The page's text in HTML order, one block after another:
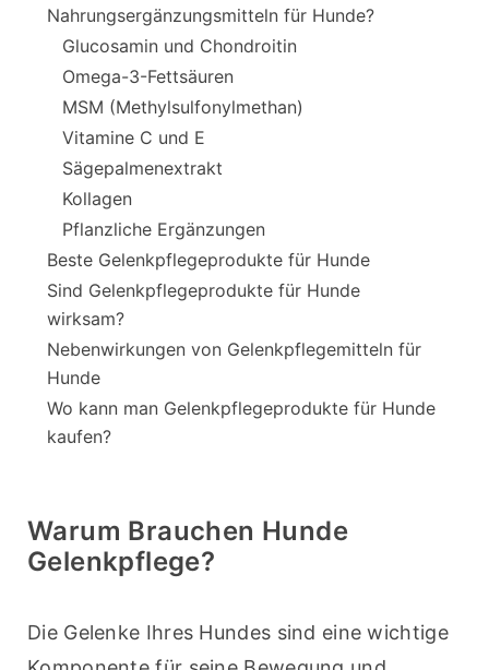
Nahrungsergänzungsmitteln für Hunde?
Glucosamin und Chondroitin
Omega-3-Fettsäuren
MSM (Methylsulfonylmethan)
Vitamine C und E
Sägepalmenextrakt
Kollagen
Pflanzliche Ergänzungen
Beste Gelenkpflegeprodukte für Hunde
Sind Gelenkpflegeprodukte für Hunde
wirksam?
Nebenwirkungen von Gelenkpflegemitteln für
Hunde
Wo kann man Gelenkpflegeprodukte für Hunde
kaufen?
Warum Brauchen Hunde
Gelenkpflege?
Die Gelenke Ihres Hundes sind eine wichtige